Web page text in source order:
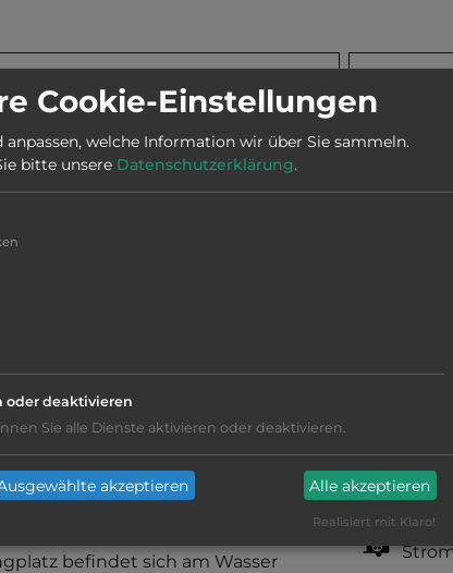
Telefon: 0049 160 95551038
befriedigend, einige
befindet sich am Wasser
Cookie-Einstellungen
anpassen, welche Information wir über Sie sammeln.
bitte unsere Datenschutzerklärung.
oder deaktivieren
Sie alle Dienste aktivieren oder deaktivieren.
akzeptieren Alle akzeptieren
Realisiert mit Klaro!